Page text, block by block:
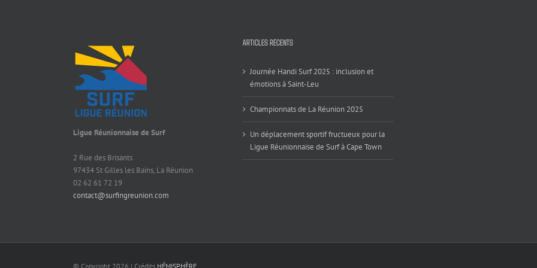
Ligue Réunionnaise de Surf
2 Rue des Brisants
97434 St Gilles les Bains, La Réunion
02 62 61 72 19
contact@surfingreunion.com
ARTICLES RÉCENTS
Journée Handi Surf 2025 : inclusion et
émotions à Saint-Leu
Championnats de La Réunion 2025
Un déplacement sportif fructueux pour la
Ligue Réunionnaise de Surf à Cape Town
© Copyright 2026 | Crédits HÉMISPHÈRE